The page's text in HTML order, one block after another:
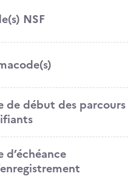
NSF
de début des parcours
d’échéance